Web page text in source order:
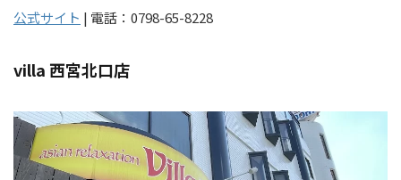
公式サイト | 電話：0798-65-8228
villa 西宮北口店